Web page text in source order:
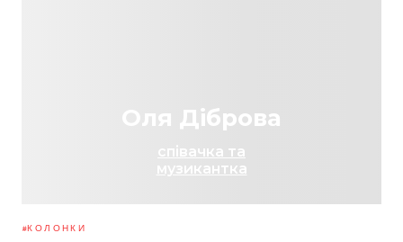
Оля Діброва
співачка та
музикантка
КОЛОНКИ